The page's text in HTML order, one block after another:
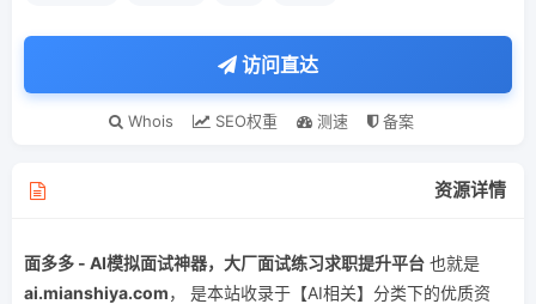
访问直达
Whois SEO权重 测速 备案
资源详情
面多多 - AI模拟面试神器，大厂面试练习求职提升平台 也就是
ai.mianshiya.com， 是本站收录于【AI相关】分类下的优质资